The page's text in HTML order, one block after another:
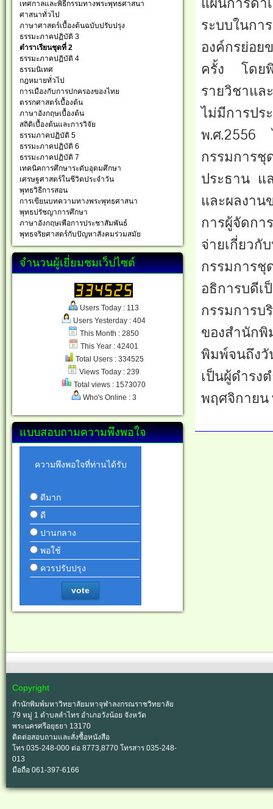
เทศกาลและพิธีกรรมทางพระพุทธศาสนา
ศาสนาทั่วไป
ภาษาศาสตร์เบื้องต้นฉบับปรับปรุง
ธรรมะภาคปฏิบัติ 3
ตำราเรียนชุดที่ 2
ธรรมะภาคปฏิบัติ 4
ธรรมนิเทศ
กฎหมายทั่วไป
การเมืองกับการปกครองของไทย
ตรรกศาสตร์เบื้องต้น
ภาษาอังกฤษเบื้องต้น
สถิติเบื้องต้นและการวิจัย
ธรรมภาคปฏิบัติ 5
ธรรมะภาคปฏิบัติ 6
ธรรมะภาคปฏิบัติ 7
เทคนิคการศึกษาระดับอุดมศึกษา
เศรษฐศาสตร์ในชีวิตประจำวัน
พุทธวิธีการสอน
การเขียนบทความทางพระพุทธศาสนา
พุทธปรัชญาการศึกษา
ภาษาอังกฤษเพือการประชาสัมพันธ์
พุทธจริยศาสตร์กับปัญหาสังคมร่วมสมัย
จำนวนผู้เยี่ยมชมเว็ปไซต์
Users Today : 113
Users Yesterday : 404
This Month : 2850
This Year : 42401
Total Users : 334525
Views Today : 239
Total views : 1573070
Who's Online : 3
แบบสอบถามความพึงพอใจ
ความพึงพอใจที่ท่านได้รับ
ดีมาก
ดี
ปานกลาง
พอใช้
ควรปรับปรุง
vote
ระบบในก
องค์กรย่อ
ครั้ง โดย
รายวิชาแล
ไม่มีการป
พ.ศ.2556
กรรมการชุ
ประธาน แ
และผลงา
การผู้จัดก
จ่ายเกี่ยวกั
กรรมการ
อธิการบดี
กรรมการ
ของสำนัก
พิมพ์จนถึงวั
เป็นผู้ดำ
พฤศจิกายน
Copyright
สำนักพิมพ์มหาวิทยาลัยมหาจุฬาลงกรณราชวิทยาลัย
79 หมู่ 1 ตำบลลำไทร อำเภอวังน้อย จังหวัด
พระนครศรีอยุธยา 13170
ติดต่อสอบถามและสั่งซื้อหนังสือ
โทร 035-248-000 ต่อ 8773,8770 โทรสาร 035-248-
013
มือถือ 061-397-6166